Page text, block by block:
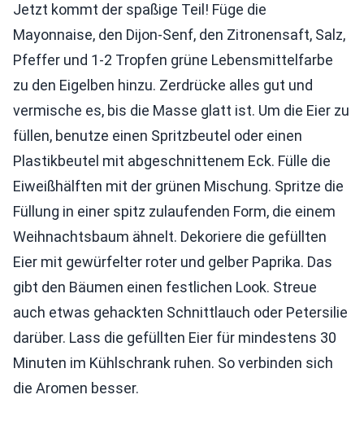
Jetzt kommt der spaßige Teil! Füge die
Mayonnaise, den Dijon-Senf, den Zitronensaft, Salz,
Pfeffer und 1-2 Tropfen grüne Lebensmittelfarbe
zu den Eigelben hinzu. Zerdrücke alles gut und
vermische es, bis die Masse glatt ist. Um die Eier zu
füllen, benutze einen Spritzbeutel oder einen
Plastikbeutel mit abgeschnittenem Eck. Fülle die
Eiweißhälften mit der grünen Mischung. Spritze die
Füllung in einer spitz zulaufenden Form, die einem
Weihnachtsbaum ähnelt. Dekoriere die gefüllten
Eier mit gewürfelter roter und gelber Paprika. Das
gibt den Bäumen einen festlichen Look. Streue
auch etwas gehackten Schnittlauch oder Petersilie
darüber. Lass die gefüllten Eier für mindestens 30
Minuten im Kühlschrank ruhen. So verbinden sich
die Aromen besser.